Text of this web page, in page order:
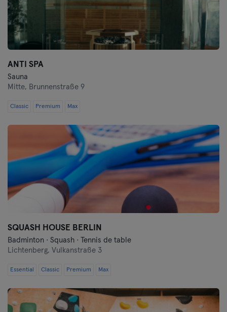
ANTI SPA
Sauna
Mitte, Brunnenstraße 9
Classic Premium Max
SQUASH HOUSE BERLIN
Badminton · Squash · Tennis de table
Lichtenberg, Vulkanstraße 3
Essential Classic Premium Max